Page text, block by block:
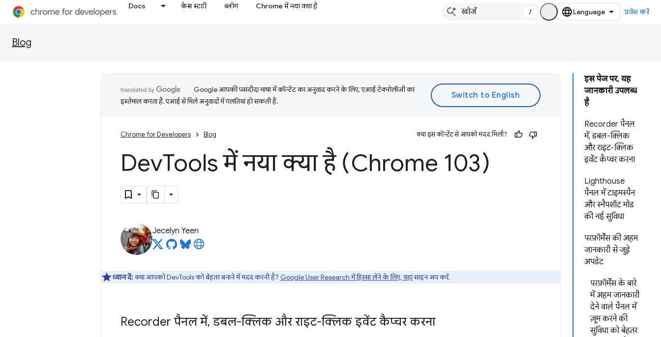
Docs केस स्टडी ब्लॉग Chrome में नया क्या है
/ प्रवेश करें
Blog
इस पेज पर, यह
जानकारी उपलब्ध
है
Recorder पैनल
में, डबल-क्लिक
और राइट-क्लिक
इवेंट कैप्चर करना
Lighthouse
पैनल में टाइमस्पैन
और स्नैपशॉट मोड
की नई सुविधा
परफ़ॉर्मेंस की अहम
जानकारी से जुड़े
अपडेट
परफ़ॉर्मेंस के बारे
में अहम जानकारी
देने वाले पैनल में
ज़ूम करने की
सुविधा को बेहतर
Google आपकी पसंदीदा भाषा में कॉन्टेंट का अनुवाद करने के लिए, एआई टेक्नोलॉजी का
इस्तेमाल करता है. एआई से मिले अनुवादों में गलतियां हो सकती हैं.
Chrome for Developers Blog क्या इस कॉन्टेंट से आपको मदद मिली?
DevTools में नया क्या है (Chrome 103)
Jecelyn Yeen
ध्यान दें:क्या आपको DevTools को बेहतर बनाने में मदद करनी है? Google User Research में हिस्सा लेने के लिए, यहांसाइन अप करें.
Recorder पैनल में, डबल-क्लिक और राइट-क्लिक इवेंट कैप्चर करना